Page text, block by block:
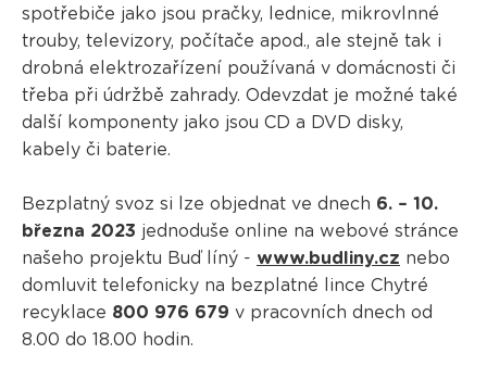
spotřebiče jako jsou pračky, lednice, mikrovlnné
trouby, televizory, počítače apod., ale stejně tak i
drobná elektrozařízení používaná v domácnosti či
třeba při údržbě zahrady. Odevzdat je možné také
další komponenty jako jsou CD a DVD disky,
kabely či baterie.
Bezplatný svoz si lze objednat ve dnech 6. – 10.
března 2023 jednoduše online na webové stránce
našeho projektu Buď líný - www.budliny.cz nebo
domluvit telefonicky na bezplatné lince Chytré
recyklace 800 976 679 v pracovních dnech od
8.00 do 18.00 hodin.